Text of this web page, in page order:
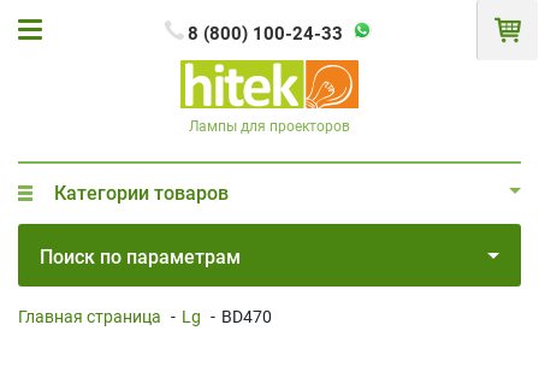
8 (800) 100-24-33
Лампы для проекторов
Категории товаров
Поиск по параметрам
Главная страница - Lg - BD470